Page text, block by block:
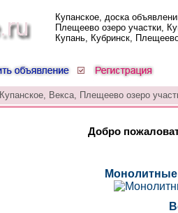
Купанское, доска
Плещеево озеро участки,
Купань, Кубринск,
Купанское, Векса, Плещеево озеро
Добро
Монолитные